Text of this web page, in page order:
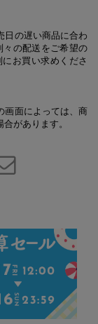
日の遅い商品に合わ
の配送をご希望の
お買い求めくださ
画面によっては、商
があります。